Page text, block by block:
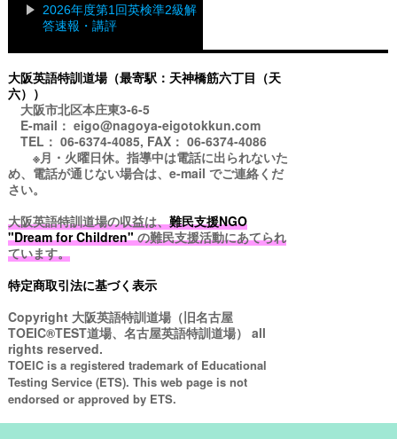
2026年度第1回英検準2級解
答速報・講評
大阪英語特訓道場（最寄駅：天神橋筋六丁目（天
六））
大阪市北区本庄東3-6-5
E-mail： eigo@nagoya-eigotokkun.com
TEL： 06-6374-4085, FAX： 06-6374-4086
※月・火曜日休。指導中は電話に出られないた
め、電話が通じない場合は、e-mail でご連絡くだ
さい。
大阪英語特訓道場の収益は、難民支援NGO
"Dream for Children"の難民支援活動にあてられ
ています。
特定商取引法に基づく表示
Copyright 大阪英語特訓道場（旧名古屋
TOEIC®TEST道場、名古屋英語特訓道場） all
rights reserved.
TOEIC is a registered trademark of Educational
Testing Service (ETS). This web page is not
endorsed or approved by ETS.